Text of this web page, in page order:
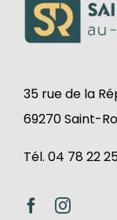
35 rue de la
69270 Saint-
Tél. 04 78 22